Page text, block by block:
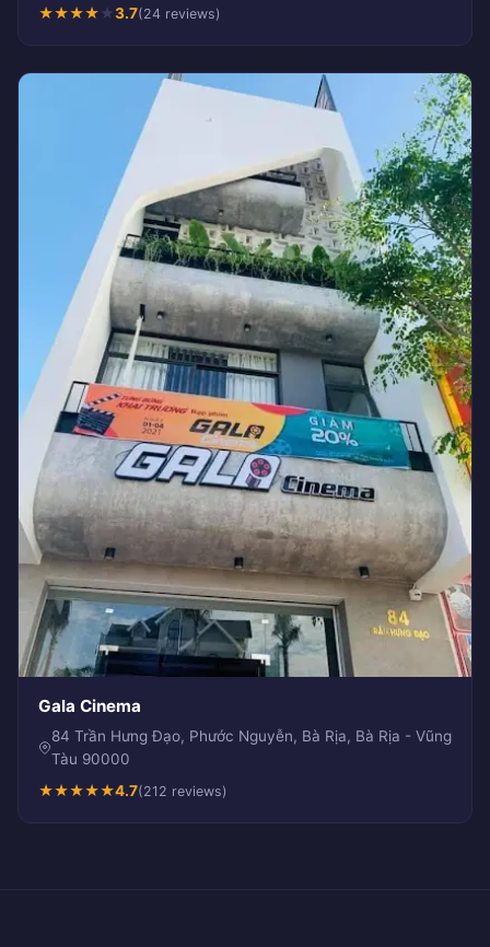
★★★★★3.7(24 reviews)
Gala Cinema
84 Trần Hưng Đạo, Phước Nguyễn, Bà Rịa, Bà Rịa - Vũng
Tàu 90000
★★★★★4.7(212 reviews)